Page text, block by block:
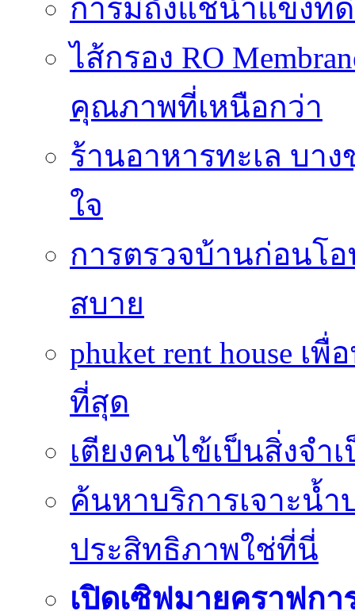
การมีถังแช่น้ำแข็งที่
ไส้กรอง RO
คุณภาพที่เหนือกว่า
ร้านอาหารทะเล บา
ใจ
การตรวจบ้านก่อนโ
สบาย
phuket rent house
ที่สุด
เตียงคนไข้เป็นสิ่งจำ
ค้นหาบริการเจาะน้
ประสิทธิภาพใช่ที่นี่
เปิดเซิฟมายคราฟกา